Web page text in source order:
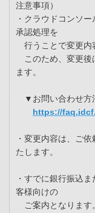
注意事項）
・クラウドコンソ
承認処理を
行うことで変更内
このため、変更後
ます。
▼お問い合わせ方
https://
・変更内容は、ご
たします。
・すでに銀行振込
客様向けの
ご案内となります。